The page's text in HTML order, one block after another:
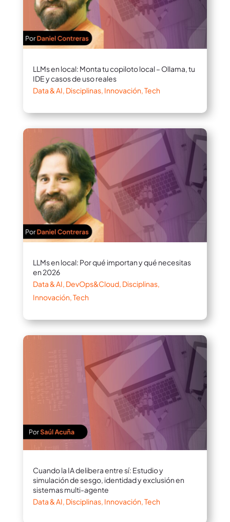
LLMs en local: Monta tu copiloto local – Ollama, tu
IDE y casos de uso reales
Data & AI, Disciplinas, Innovación,Tech
LLMs en local: Por qué importan y qué necesitas
en 2026
Data & AI, DevOps&Cloud, Disciplinas,
Innovación,Tech
Cuando la IA delibera entre sí: Estudio y
simulación de sesgo, identidad y exclusión en
sistemas multi-agente
Data & AI Disciplinas, Innovación, Tech